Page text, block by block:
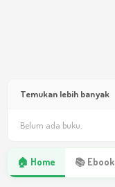
Temukan lebih banyak
Belum ada buku.
🏠 Home 📚 Ebook